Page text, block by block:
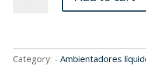
Category: - Ambientadores